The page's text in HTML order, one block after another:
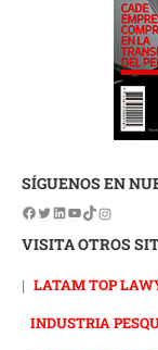
SÍGUENOS EN
VISITA OTROS
| LATAM TOP
INDUSTRIA